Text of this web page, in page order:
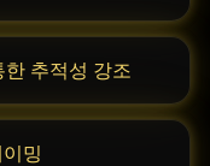
추적성 강조
밍